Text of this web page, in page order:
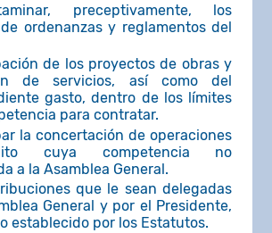
preceptivamente, los
ordenanzas y reglamentos del
de los proyectos de obras y
de servicios, así como del
gasto, dentro de los límites
para contratar.
la concertación de operaciones
cuya competencia no
a la Asamblea General.
que le sean delegadas
General y por el Presidente,
establecido por los Estatutos.